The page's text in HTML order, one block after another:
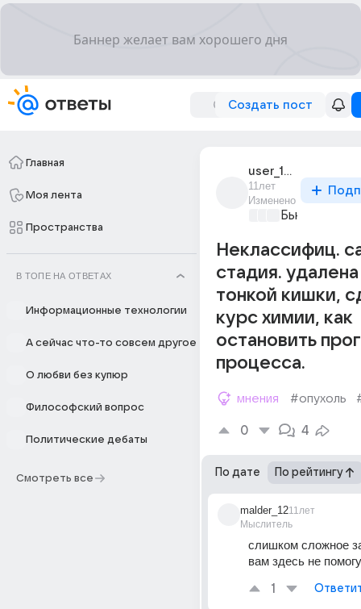
Создать пост
Главная
Моя лента
Пространства
В ТОПЕ НА ОТВЕТАХ
Информационные технологии
А сейчас что-то совсем другое
О любви без купюр
Философский вопрос
Политические дебаты
Смотреть все
user_195067066
11лет
Изменено
Бьютилэнд
Неклассифиц.
стадия.
тонкой кишки,
курс химии, как
остановить
процесса.
мнения #опухоль
0 4
По дате По рейтингу
malder_12
Мыслитель
11лет
слишком сложное
вам здесь не
1